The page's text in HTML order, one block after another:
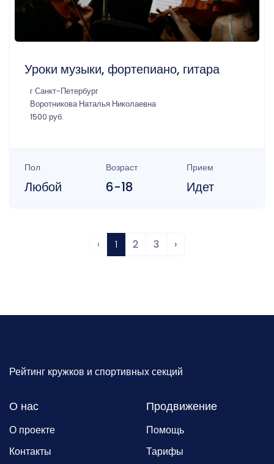
Уроки музыки, фортепиано, гитара
г Санкт-Петербург
Воротникова Наталья Николаевна
1500 руб.
Пол
Любой
Возраст
6-18
Прием
Идет
‹ 1 2 3 ›
Рейтинг кружков и спортивных секций
О нас
О проекте
Контакты
Продвижение
Помощь
Тарифы